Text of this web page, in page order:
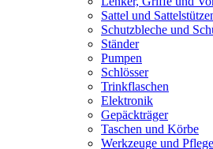
Sattel und
Schutzbleche und
Ständer
Pumpen
Schlösser
Trinkflaschen
Elektronik
Gepäckträger
Taschen und Körbe
Werkzeuge und